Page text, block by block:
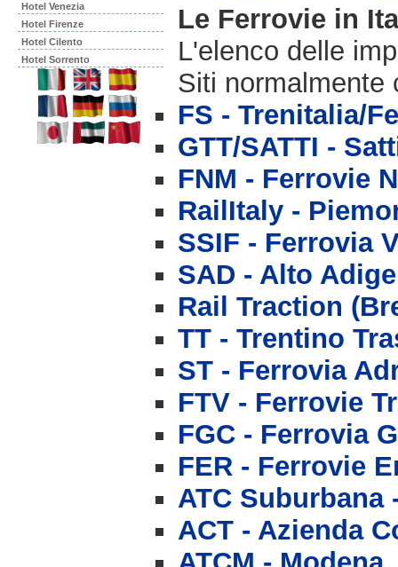
Hotel Venezia
Hotel Firenze
Hotel Cilento
Hotel Sorrento
Le Ferrovie in
L'elenco delle
Siti normalmente
FS - Trenitalia/
GTT/SATTI -
FNM - Ferrovie
RailItaly -
SSIF - Ferrovia
SAD - Alto Adige
Rail Traction
TT - Trentino
ST - Ferrovia
FTV - Ferrovie
FGC - Ferrovia
FER - Ferrovie
ATC
ACT - Azienda